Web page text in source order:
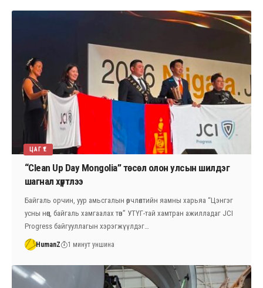
ЦАГ ҮЕ
“Clean Up Day Mongolia” төсөл олон улсын шилдэг
шагнал хүртлээ
Байгаль орчин, уур амьсгалын өөрчлөлтийн яамны харьяа “Цэнгэг
усны нөөц, байгаль хамгаалах төв” УТҮГ-тай хамтран ажилладаг JCI
Progress байгууллагын хэрэгжүүлдэг…
HumanZ 1 минут уншина